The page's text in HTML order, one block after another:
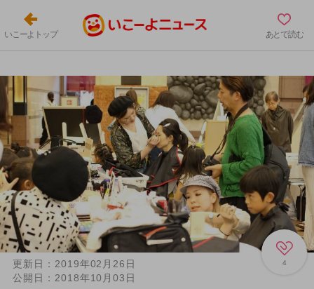
いこーよトップ あとで読む
4
更新日： 2019年02月26日
公開日： 2018年10月03日